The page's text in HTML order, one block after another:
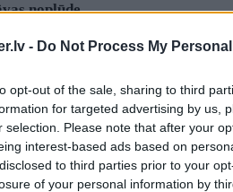
- Do Not Process My
opt-out of the sale, sharing to third
for targeted advertising by us,
selection. Please note that after your
interest-based ads based on
to third parties prior to your
of your personal information by
noplūde
Ziņojums
11. Jul 2006, 21:08
Man ir 740 E38 1995 gads.
Tātad problēma tāda, ka kautkur
nevaru piestrtēt, jo aķis ir sauss
inātajus, lai redzētu kurā ķēdē ir